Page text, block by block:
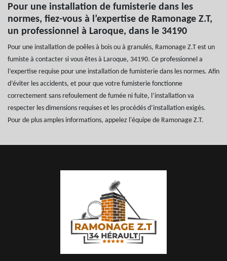
Pour une installation de fumisterie dans les
normes, fiez-vous à l’expertise de Ramonage Z.T,
un professionnel à Laroque, dans le 34190
Pour une installation de poêles à bois ou à granulés, Ramonage Z.T est un
fumiste à contacter si vous êtes à Laroque, 34190. Ce professionnel a
l’expertise requise pour une installation de fumisterie dans les normes. Afin
d’éviter les accidents, et pour que votre fumisterie fonctionne
correctement sans refoulement de fumée ni fuite, l’installation va
respecter les dimensions requises et les procédés d’installation exigés.
Pour de plus amples informations, appelez l'équipe de Ramonage Z.T.